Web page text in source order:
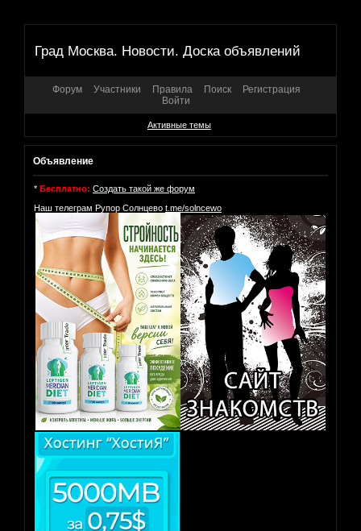
Град Москва. Новости. Доска объявлений
Форум Участники Правила Поиск
Регистрация
Войти
Активные темы
Объявление
* Бесплатно: Создать такой же форум
Наш телеграм Рупор Солнцево t.me/solncewo